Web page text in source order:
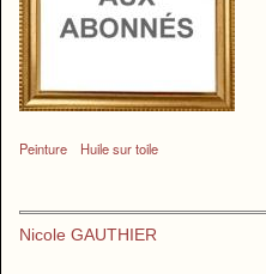
Peinture Huile sur toile
Nicole GAUTHIER